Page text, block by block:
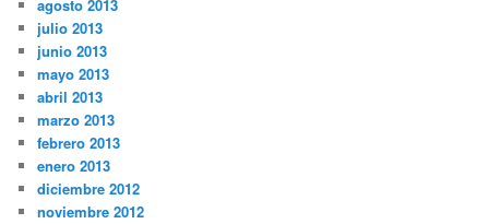
agosto 2013
julio 2013
junio 2013
mayo 2013
abril 2013
marzo 2013
febrero 2013
enero 2013
diciembre 2012
noviembre 2012